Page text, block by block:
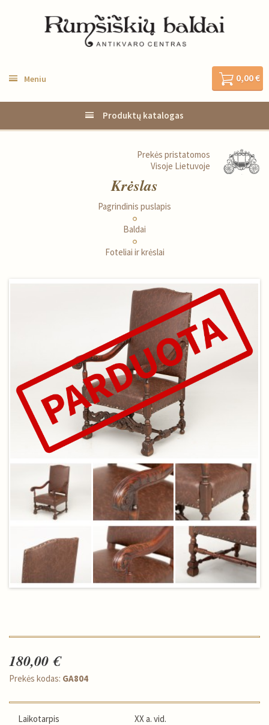
Meniu 0,00 €
Produktų katalogas
Prekės pristatomos
Visoje Lietuvoje
Krėslas
Pagrindinis puslapis
Baldai
Foteliai ir krėslai
180,00 €
Prekės kodas: GA804
Laikotarpis XX a. vid.